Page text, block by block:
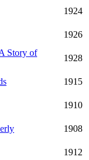
1924
1926
Story of
1928
1915
1910
1908
1912